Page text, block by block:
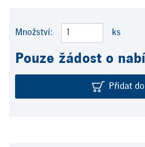
Množství: ks
Pouze žádost o
Přidat